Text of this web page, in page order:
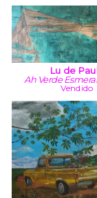
Lu de
Ah Verde
Vendido